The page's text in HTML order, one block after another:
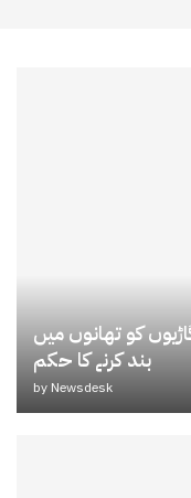
کو تھانوں میں
بند کرنے کا حکم
byNewsdesk